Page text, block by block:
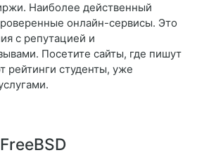
Наиболее действенный
онлайн-сервисы. Это
с репутацией и
Посетите сайты, где пишут
рейтинги студенты, уже